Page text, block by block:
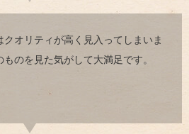
オリティが高く見入ってしまいま
のを見た気がして大満足です。